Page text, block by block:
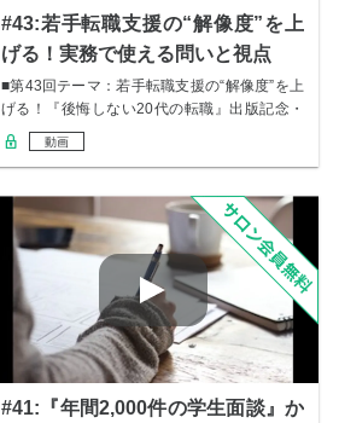
#43:若手転職支援の“解像度”を上
げる！実務で使える問いと視点
■第43回テーマ：若手転職支援の“解像度”を上
げる！『後悔しない20代の転職』出版記念・
実…
動画
#41:『年間2,000件の学生面談』か